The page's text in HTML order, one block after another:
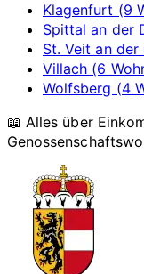
Klagenfurt (9
Spittal an der
St. Veit an der
Villach (6
Wolfsberg (4
📖 Alles über